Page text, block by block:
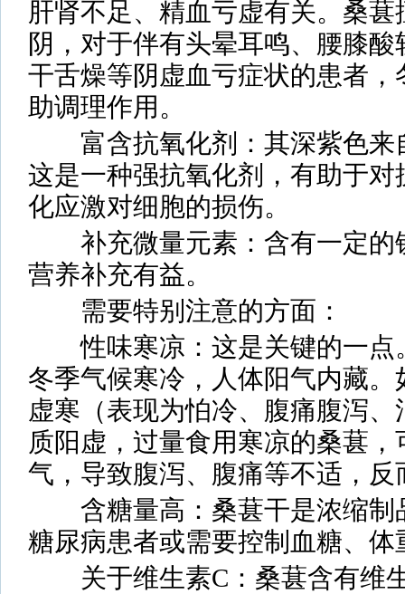
肝肾不足、精血亏虚有关。桑
阴，对于伴有头晕耳鸣、腰膝
干舌燥等阴虚血亏症状的患者
助调理作用。
富含抗氧化剂：其深紫色来
这是一种强抗氧化剂，有助于
化应激对细胞的损伤。
补充微量元素：含有一定的
营养补充有益。
需要特别注意的方面：
性味寒凉：这是关键的一点
冬季气候寒冷，人体阳气内藏
虚寒（表现为怕冷、腹痛腹泻
质阳虚，过量食用寒凉的桑葚
气，导致腹泻、腹痛等不适，反
含糖量高：桑葚干是浓缩制
糖尿病患者或需要控制血糖、体
关于维生素C：桑葚含有维